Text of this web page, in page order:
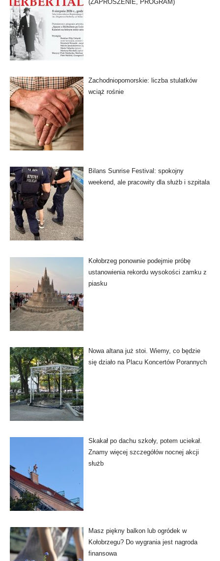
(ZAPROSZENIE, PROGRAM)
Zachodniopomorskie: liczba stulatków
wciąż rośnie
Bilans Sunrise Festival: spokojny
weekend, ale pracowity dla służb i szpitala
Kołobrzeg ponownie podejmie próbę
ustanowienia rekordu wysokości zamku z
piasku
Nowa altana już stoi. Wiemy, co będzie
się działo na Placu Koncertów Porannych
Skakał po dachu szkoły, potem uciekał.
Znamy więcej szczegółów nocnej akcji
służb
Masz piękny balkon lub ogródek w
Kołobrzegu? Do wygrania jest nagroda
finansowa